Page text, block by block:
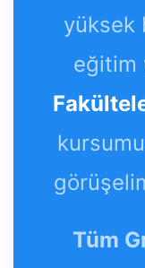
yüksek
eğitim
Tüm